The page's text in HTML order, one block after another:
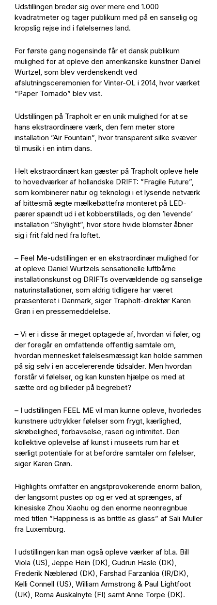
Udstillingen breder sig over mere end 1.000
kvadratmeter og tager publikum med på en sanselig og
kropslig rejse ind i følelsernes land.
For første gang nogensinde får et dansk publikum
mulighed for at opleve den amerikanske kunstner Daniel
Wurtzel, som blev verdenskendt ved
afslutningsceremonien for Vinter-OL i 2014, hvor værket
“Paper Tornado” blev vist.
Udstillingen på Trapholt er en unik mulighed for at se
hans ekstraordinære værk, den fem meter store
installation ”Air Fountain”, hvor transparent silke svæver
til musik i en intim dans.
Helt ekstraordinært kan gæster på Trapholt opleve hele
to hovedværker af hollandske DRIFT: ”Fragile Future”,
som kombinerer natur og teknologi i et lysende netværk
af bittesmå ægte mælkebøttefrø monteret på LED-
pærer spændt ud i et kobberstillads, og den ’levende’
installation ”Shylight”, hvor store hvide blomster åbner
sig i frit fald ned fra loftet.
– Feel Me-udstillingen er en ekstraordinær mulighed for
at opleve Daniel Wurtzels sensationelle luftbårne
installationskunst og DRIFTs overvældende og sanselige
naturinstallationer, som aldrig tidligere har været
præsenteret i Danmark, siger Trapholt-direktør Karen
Grøn i en pressemeddelelse.
– Vi er i disse år meget optagede af, hvordan vi føler, og
der foregår en omfattende offentlig samtale om,
hvordan mennesket følelsesmæssigt kan holde sammen
på sig selv i en accelererende tidsalder. Men hvordan
forstår vi følelser, og kan kunsten hjælpe os med at
sætte ord og billeder på begrebet?
– I udstillingen FEEL ME vil man kunne opleve, hvorledes
kunstnere udtrykker følelser som frygt, kærlighed,
skrøbelighed, forbavselse, raseri og intimitet. Den
kollektive oplevelse af kunst i museets rum har et
særligt potentiale for at befordre samtaler om følelser,
siger Karen Grøn.
Highlights omfatter en angstprovokerende enorm ballon,
der langsomt pustes op og er ved at sprænges, af
kinesiske Zhou Xiaohu og den enorme neonregnbue
med titlen ”Happiness is as brittle as glass” af Sali Muller
fra Luxemburg.
I udstillingen kan man også opleve værker af bl.a. Bill
Viola (US), Jeppe Hein (DK), Gudrun Hasle (DK),
Frederik Næblerød (DK), Farshad Farzankia (IR/DK),
Kelli Connell (US), William Armstrong & Paul Lightfoot
(UK), Roma Auskalnyte (FI) samt Anne Torpe (DK).